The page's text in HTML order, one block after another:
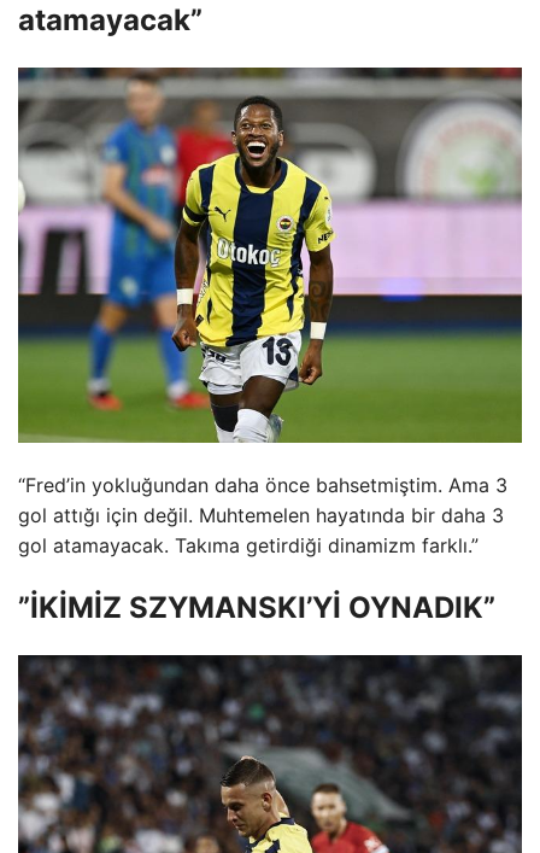
atamayacak”
“Fred’in yokluğundan daha önce bahsetmiştim. Ama 3
gol attığı için değil. Muhtemelen hayatında bir daha 3
gol atamayacak. Takıma getirdiği dinamizm farklı.”
”İKİMİZ SZYMANSKI’Yİ OYNADIK”